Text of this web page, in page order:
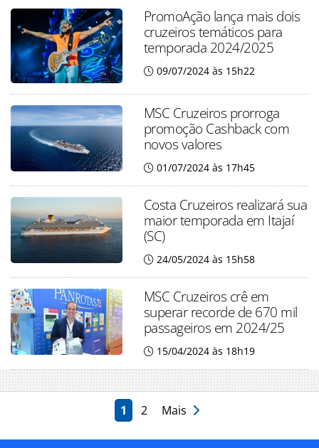
PromoAção lança mais dois
cruzeiros temáticos para
temporada 2024/2025
09/07/2024 às 15h22
MSC Cruzeiros prorroga
promoção Cashback com
novos valores
01/07/2024 às 17h45
Costa Cruzeiros realizará sua
maior temporada em Itajaí
(SC)
24/05/2024 às 15h58
MSC Cruzeiros crê em
superar recorde de 670 mil
passageiros em 2024/25
15/04/2024 às 18h19
1 2 Mais